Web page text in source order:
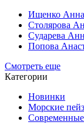
Ищенко Анна
Столярова
Сударева
Попова
Смотреть еще
Категории
Новинки
Морские